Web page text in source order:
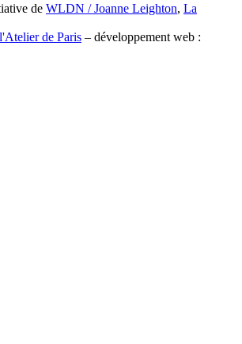
de WLDN / Joanne Leighton, La
l'Atelier de Paris – développement web :